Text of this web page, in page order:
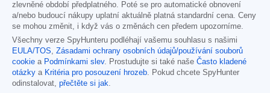
zlevněné období předplatného. Poté se pro automatické obnovení
a/nebo budoucí nákupy uplatní aktuálně platná standardní cena. Ceny
se mohou změnit, i když vás o změnách cen předem upozorníme.
Všechny verze SpyHunteru podléhají vašemu souhlasu s našimi
EULA/TOS, Zásadami ochrany osobních údajů/používání souborů
cookie a Podmínkami slev. Prostudujte si také naše Často kladené
otázky a Kritéria pro posouzení hrozeb. Pokud chcete SpyHunter
odinstalovat, přečtěte si jak.